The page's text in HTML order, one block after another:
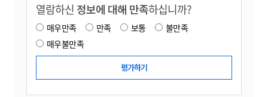
열람하신 정보에 대해 만족하십니까?
매우만족 만족 보통
불만족
매우불만족